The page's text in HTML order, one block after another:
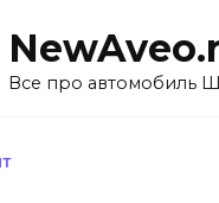
Все про автомобиль